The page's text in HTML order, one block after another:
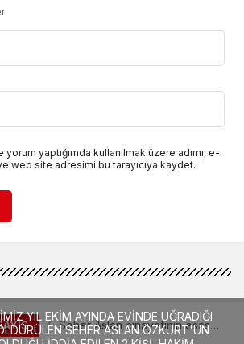
yaptığımda kullanılmak üzere adımı, e-
web site adresimi bu tarayıcıya kaydet.
Seher Aslan cinayetinin esas
zanlısı için kırmızı bülten
YIL EKİM AYINDA EVİNDE UĞRADIĞI
SEHER ASLAN ÖZKURT'UN